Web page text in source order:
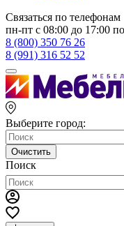
Связаться по телефонам
пн-пт с 08:00 до 17:00
8 (800) 350 76 26
8 (991) 316 52 52
Выберите город:
Очистить
Поиск